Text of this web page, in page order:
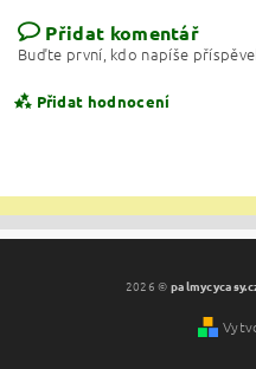
Přidat komentář
Buďte první, kdo napíše
Přidat hodnocení
2026 ©